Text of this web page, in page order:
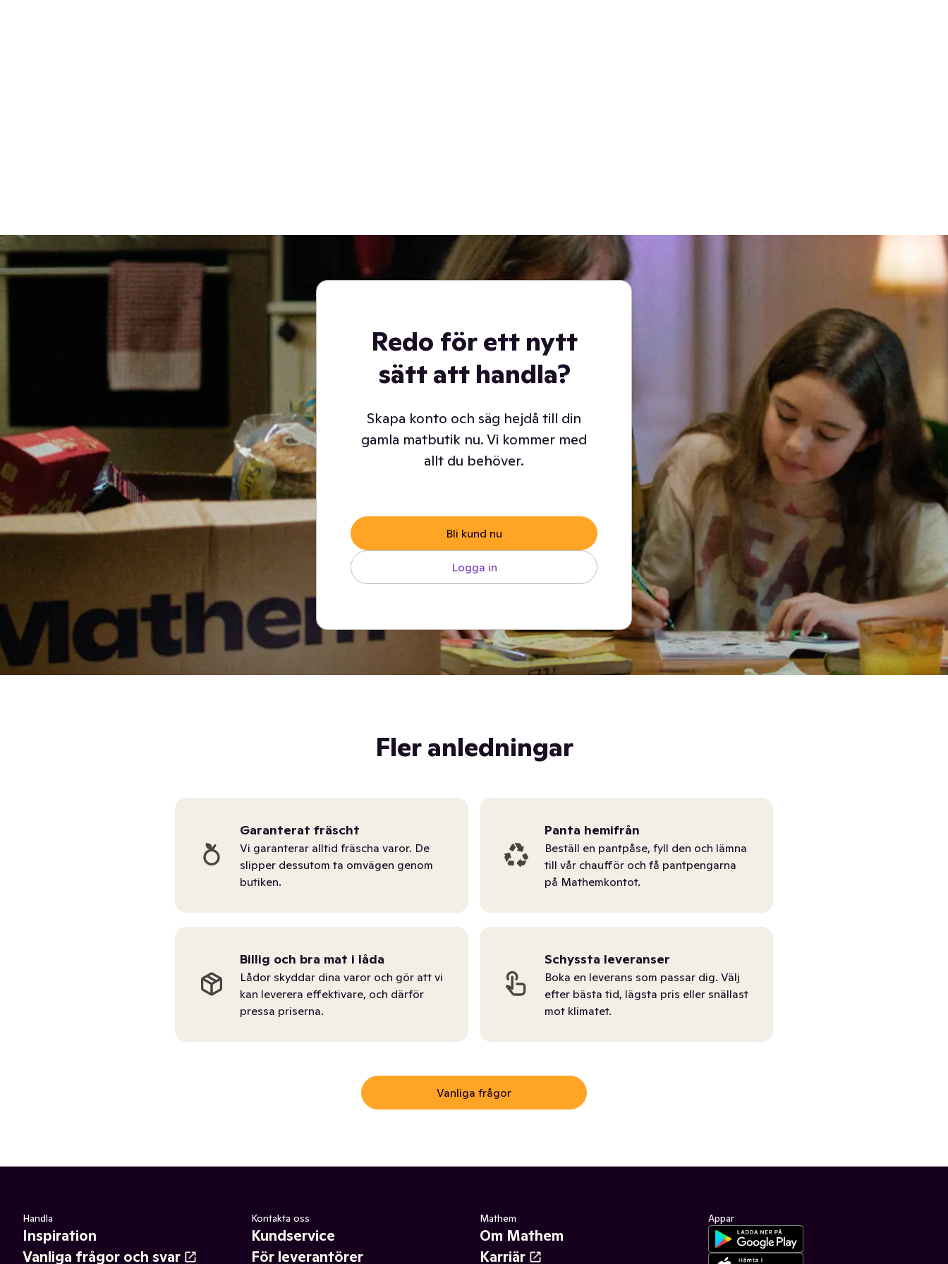
Redo för ett nytt
sätt att handla?
Skapa konto och säg hejdå till din
gamla matbutik nu. Vi kommer med
allt du behöver.
Bli kund nu
Logga in
Fler anledningar
Garanterat fräscht
Vi garanterar alltid fräscha varor. De
slipper dessutom ta omvägen genom
butiken.
Panta hemifrån
Beställ en pantpåse, fyll den och lämna
till vår chaufför och få pantpengarna
på Mathemkontot.
Billig och bra mat i låda
Lådor skyddar dina varor och gör att vi
kan leverera effektivare, och därför
pressa priserna.
Schyssta leveranser
Boka en leverans som passar dig. Välj
efter bästa tid, lägsta pris eller snällast
mot klimatet.
Vanliga frågor
Handla
Inspiration
Vanliga frågor och svar
Kontakta oss
Kundservice
För leverantörer
Mathem
Om Mathem
Karriär
Appar